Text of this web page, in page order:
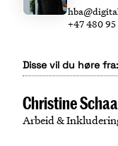
+47 480 95
Disse vil du høre fra:
Christine
Arbeid &